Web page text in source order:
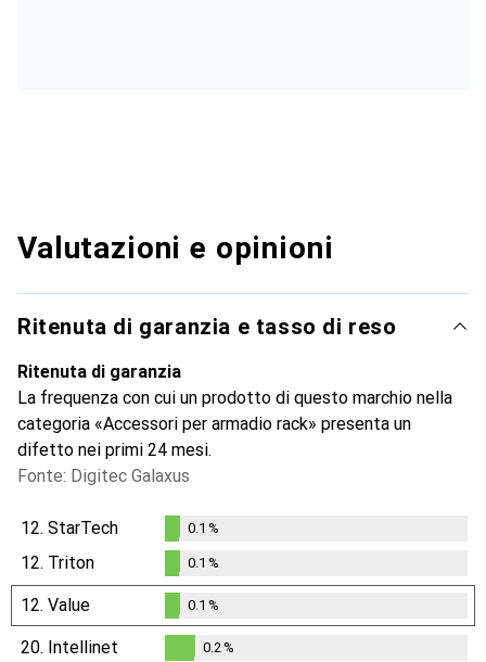
Valutazioni e opinioni
Ritenuta di garanzia e tasso di reso
Ritenuta di garanzia
La frequenza con cui un prodotto di questo marchio nella
categoria «Accessori per armadio rack» presenta un
difetto nei primi 24 mesi.
Fonte: Digitec Galaxus
12. StarTech
%
0.1 %
12. Triton
0.1%
0.1 %
12. Value
0.1%
0.1 %
20. Intellinet 0.2%